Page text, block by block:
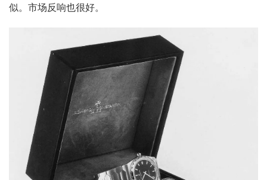
似。市场反响也很好。